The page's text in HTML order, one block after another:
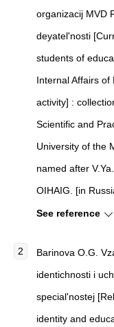
organizacij MVD
deyatel'nosti
students of
Internal Affairs
activity] :
Scientific and
University of the
named after
OIHAIG. [in
See reference
Barinova O.G.
identichnosti i
special'nostej
identity and